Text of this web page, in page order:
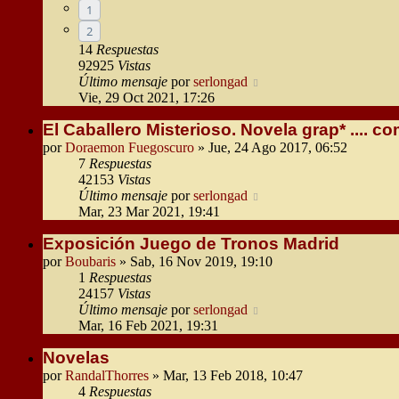
1
2
14 Respuestas
92925 Vistas
Último mensaje porserlongad
Vie, 29 Oct 2021, 17:26
El Caballero Misterioso. Novela grap* ....
porDoraemon Fuegoscuro » Jue, 24 Ago 2017, 06:52
7 Respuestas
42153 Vistas
Último mensaje porserlongad
Mar, 23 Mar 2021, 19:41
Exposición Juego de Tronos Madrid
porBoubaris » Sab, 16 Nov 2019, 19:10
1 Respuestas
24157 Vistas
Último mensaje porserlongad
Mar, 16 Feb 2021, 19:31
Novelas
porRandalThorres » Mar, 13 Feb 2018, 10:47
4 Respuestas